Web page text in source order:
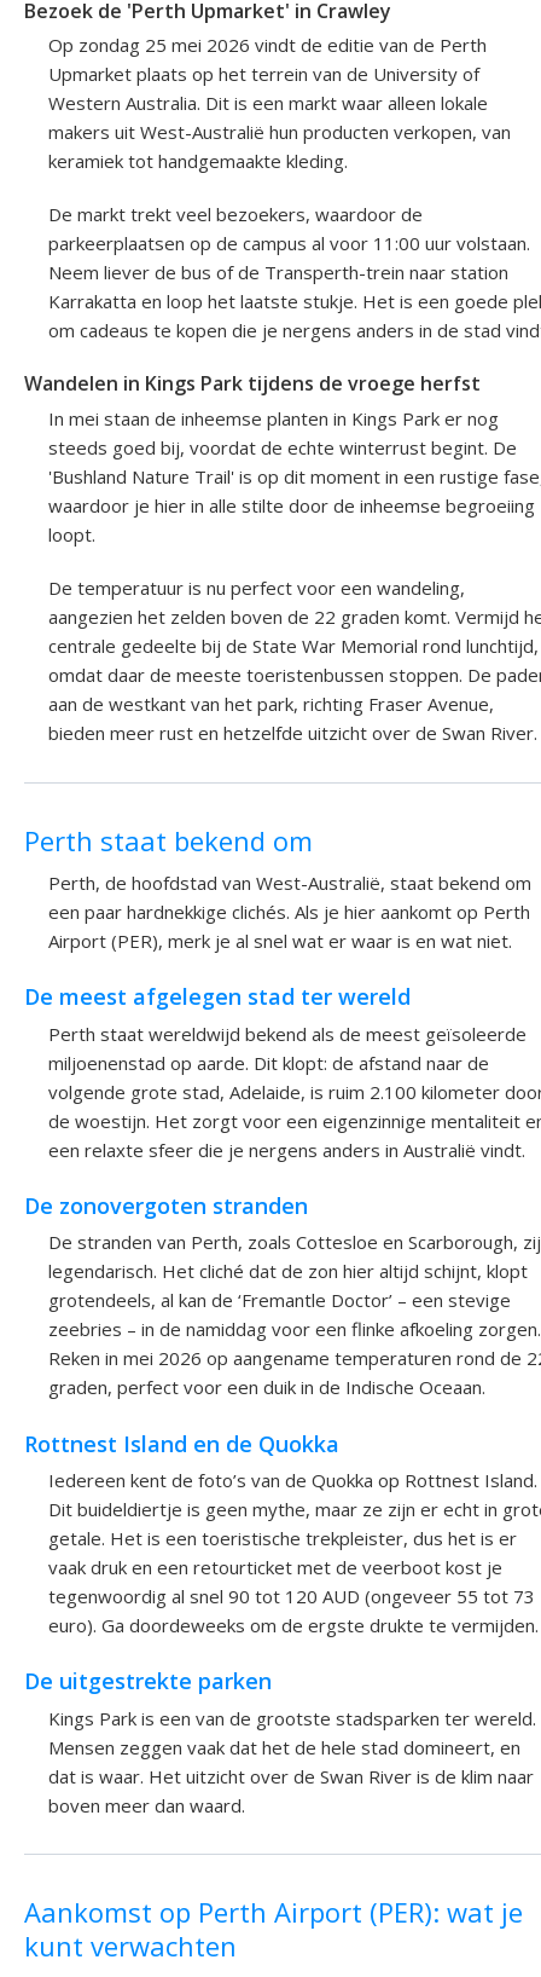
Bezoek de 'Perth Upmarket' in Crawley
Op zondag 25 mei 2026 vindt de editie van de Perth
Upmarket plaats op het terrein van de University of
Western Australia. Dit is een markt waar alleen lokale
makers uit West-Australië hun producten verkopen, van
keramiek tot handgemaakte kleding.
De markt trekt veel bezoekers, waardoor de
parkeerplaatsen op de campus al voor 11:00 uur volstaan.
Neem liever de bus of de Transperth-trein naar station
Karrakatta en loop het laatste stukje. Het is een goede
om cadeaus te kopen die je nergens anders in de stad
Wandelen in Kings Park tijdens de vroege herfst
In mei staan de inheemse planten in Kings Park er nog
steeds goed bij, voordat de echte winterrust begint. De
'Bushland Nature Trail' is op dit moment in een rustige
waardoor je hier in alle stilte door de inheemse begroeiing
loopt.
De temperatuur is nu perfect voor een wandeling,
aangezien het zelden boven de 22 graden komt. Vermijd
centrale gedeelte bij de State War Memorial rond lunchtijd,
omdat daar de meeste toeristenbussen stoppen. De
aan de westkant van het park, richting Fraser Avenue,
bieden meer rust en hetzelfde uitzicht over de Swan River.
Perth staat bekend om
Perth, de hoofdstad van West-Australië, staat bekend om
een paar hardnekkige clichés. Als je hier aankomt op Perth
Airport (PER), merk je al snel wat er waar is en wat niet.
De meest afgelegen stad ter wereld
Perth staat wereldwijd bekend als de meest geïsoleerde
miljoenenstad op aarde. Dit klopt: de afstand naar de
volgende grote stad, Adelaide, is ruim 2.100 kilometer
de woestijn. Het zorgt voor een eigenzinnige mentaliteit
een relaxte sfeer die je nergens anders in Australië vindt.
De zonovergoten stranden
De stranden van Perth, zoals Cottesloe en Scarborough,
legendarisch. Het cliché dat de zon hier altijd schijnt, klopt
grotendeels, al kan de ‘Fremantle Doctor’ – een stevige
zeebries – in de namiddag voor een flinke afkoeling zorgen.
Reken in mei 2026 op aangename temperaturen rond de
graden, perfect voor een duik in de Indische Oceaan.
Rottnest Island en de Quokka
Iedereen kent de foto’s van de Quokka op Rottnest Island.
Dit buideldiertje is geen mythe, maar ze zijn er echt in
getale. Het is een toeristische trekpleister, dus het is er
vaak druk en een retourticket met de veerboot kost je
tegenwoordig al snel 90 tot 120 AUD (ongeveer 55 tot 73
euro). Ga doordeweeks om de ergste drukte te vermijden.
De uitgestrekte parken
Kings Park is een van de grootste stadsparken ter wereld.
Mensen zeggen vaak dat het de hele stad domineert, en
dat is waar. Het uitzicht over de Swan River is de klim naar
boven meer dan waard.
Aankomst op Perth Airport (PER): wat je
kunt verwachten